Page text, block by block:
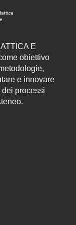
E
obiettivo
e innovare
dei processi